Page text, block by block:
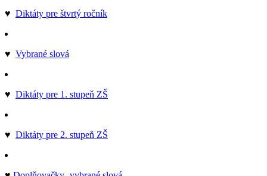
♥ Diktáty pre štvrtý ročník
♥ Vybrané slová
♥ Diktáty pre 1. stupeň ZŠ
♥ Diktáty pre 2. stupeň ZŠ